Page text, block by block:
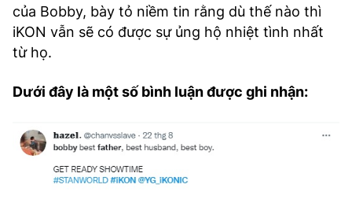
của Bobby, bày tỏ niềm tin rằng dù thế nào thì
iKON vẫn sẽ có được sự ủng hộ nhiệt tình nhất
từ họ.
Dưới đây là một số bình luận được ghi nhận: